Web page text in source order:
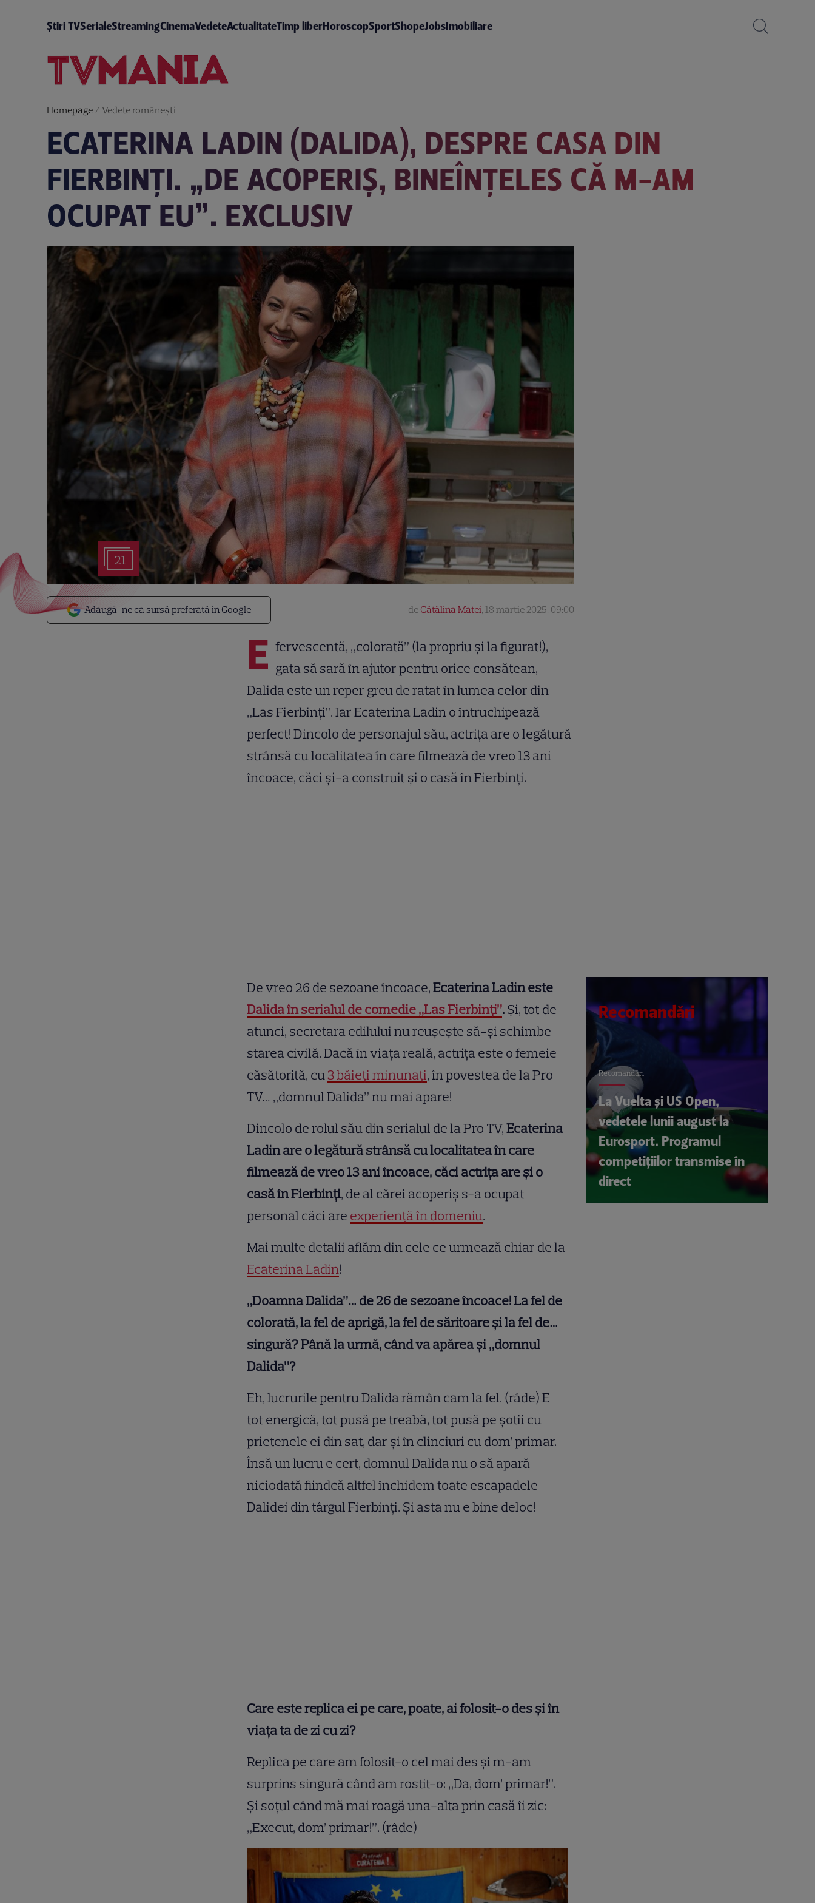
Știri TVSerialeStreamingCinemaVedeteActualitateTimp liberHoroscopSportShopeJobsImobiliare
Homepage/ Vedete româneşti
ECATERINA LADIN (DALIDA), DESPRE CASA DIN
FIERBINȚI. „DE ACOPERIȘ, BINEÎNȚELES CĂ M-AM
OCUPAT EU”. EXCLUSIV
21
Adaugă-ne ca sursă preferată în Google de Cătălina Matei, 18 martie 2025, 09:00
E fervescentă, „colorată” (la propriu și la figurat!),
gata să sară în ajutor pentru orice consătean,
Dalida este un reper greu de ratat în lumea celor din
„Las Fierbinți”. Iar Ecaterina Ladin o întruchipează
perfect! Dincolo de personajul său, actrița are o legătură
strânsă cu localitatea în care filmează de vreo 13 ani
încoace, căci și-a construit și o casă în Fierbinți.
De vreo 26 de sezoane încoace,Ecaterina Ladin este
Dalida în serialul de comedie „Las Fierbinți”.Și, tot de
atunci, secretara edilului nu reușește să-și schimbe
starea civilă. Dacă în viața reală, actrița este o femeie
căsătorită, cu3 băieți minunați, în povestea de la Pro
TV… „domnul Dalida” nu mai apare!
Dincolo de rolul său din serialul de la Pro TV,Ecaterina
Ladin are o legătură strânsă cu localitatea în care
filmează de vreo 13 ani încoace, căci actrița are și o
casă în Fierbinți, de al cărei acoperiș s-a ocupat
personal căci are experiență în domeniu.
Mai multe detalii aflăm din cele ce urmează chiar de la
Ecaterina Ladin!
„Doamna Dalida”… de 26 de sezoane încoace! La fel de
colorată, la fel de aprigă, la fel de săritoare și la fel de…
singură? Până la urmă, când va apărea și „domnul
Dalida”?
Eh, lucrurile pentru Dalida rămân cam la fel. (râde) E
tot energică, tot pusă pe treabă, tot pusă pe șotii cu
prietenele ei din sat, dar și în clinciuri cu dom’ primar.
Însă un lucru e cert, domnul Dalida nu o să apară
niciodată fiindcă altfel închidem toate escapadele
Dalidei din târgul Fierbinți. Și asta nu e bine deloc!
Care este replica ei pe care, poate, ai folosit-o des și în
viața ta de zi cu zi?
Replica pe care am folosit-o cel mai des și m-am
surprins singură când am rostit-o: „Da, dom’ primar!”.
Și soțul când mă mai roagă una-alta prin casă îi zic:
„Execut, dom’ primar!”. (râde)
Recomandări
Recomandări
La Vuelta și US Open,
vedetele lunii august la
Eurosport. Programul
competițiilor transmise în
direct